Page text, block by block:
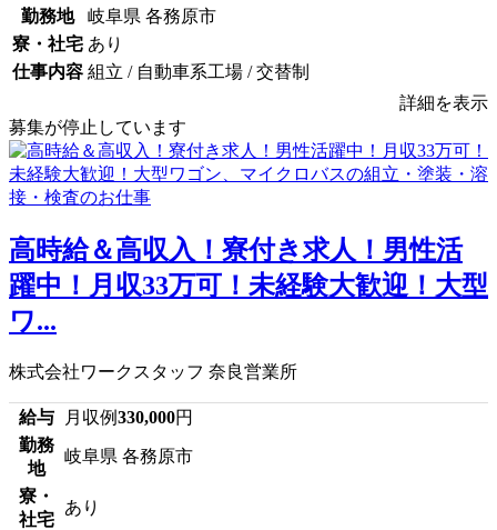
勤務地
岐阜県 各務原市
寮・社宅 あり
仕事内容 組立 / 自動車系工場 / 交替制
詳細を表示
募集が停止しています
高時給＆高収入！寮付き求人！男性活
躍中！月収33万可！未経験大歓迎！大型
ワ...
株式会社ワークスタッフ 奈良営業所
給与 月収例330,000円
勤務
地
岐阜県 各務原市
寮・
社宅
あり